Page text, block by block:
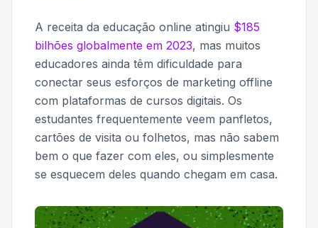
A receita da educação online atingiu $185
bilhões globalmente em 2023, mas muitos
educadores ainda têm dificuldade para
conectar seus esforços de marketing offline
com plataformas de cursos digitais. Os
estudantes frequentemente veem panfletos,
cartões de visita ou folhetos, mas não sabem
bem o que fazer com eles, ou simplesmente
se esquecem deles quando chegam em casa.